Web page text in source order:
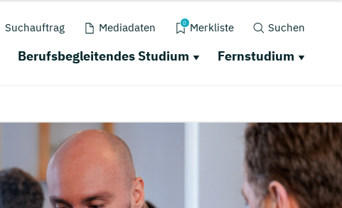
Suchauftrag Mediadaten 0 Merkliste Suchen
Berufsbegleitendes Studium Fernstudium